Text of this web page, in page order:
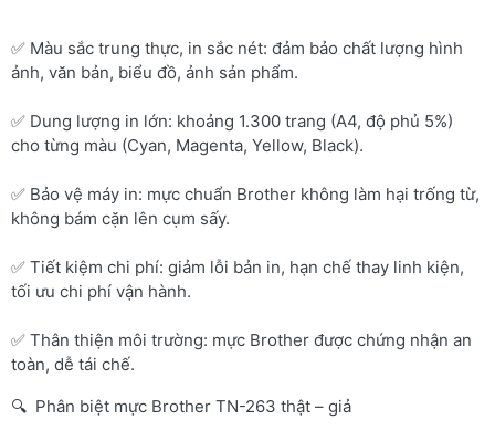
✅ Màu sắc trung thực, in sắc nét: đảm bảo chất lượng hình
ảnh, văn bản, biểu đồ, ảnh sản phẩm.
✅ Dung lượng in lớn: khoảng 1.300 trang (A4, độ phủ 5%)
cho từng màu (Cyan, Magenta, Yellow, Black).
✅ Bảo vệ máy in: mực chuẩn Brother không làm hại trống từ,
không bám cặn lên cụm sấy.
✅ Tiết kiệm chi phí: giảm lỗi bản in, hạn chế thay linh kiện,
tối ưu chi phí vận hành.
✅ Thân thiện môi trường: mực Brother được chứng nhận an
toàn, dễ tái chế.
🔍 Phân biệt mực Brother TN-263 thật – giả